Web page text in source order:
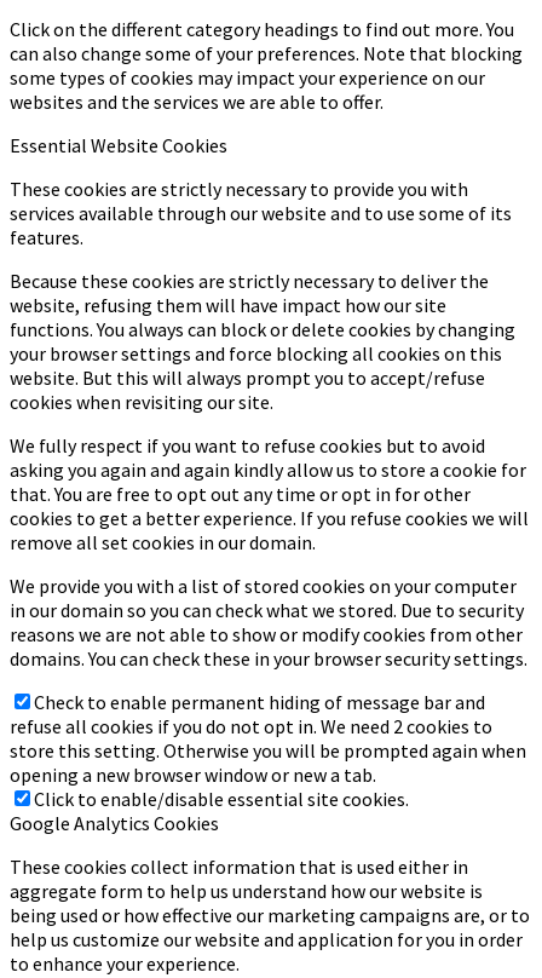
Click on the different category headings to find out more. You
can also change some of your preferences. Note that blocking
some types of cookies may impact your experience on our
websites and the services we are able to offer.
Essential Website Cookies
These cookies are strictly necessary to provide you with
services available through our website and to use some of its
features.
Because these cookies are strictly necessary to deliver the
website, refusing them will have impact how our site
functions. You always can block or delete cookies by changing
your browser settings and force blocking all cookies on this
website. But this will always prompt you to accept/refuse
cookies when revisiting our site.
We fully respect if you want to refuse cookies but to avoid
asking you again and again kindly allow us to store a cookie for
that. You are free to opt out any time or opt in for other
cookies to get a better experience. If you refuse cookies we will
remove all set cookies in our domain.
We provide you with a list of stored cookies on your computer
in our domain so you can check what we stored. Due to security
reasons we are not able to show or modify cookies from other
domains. You can check these in your browser security settings.
Check to enable permanent hiding of message bar and
refuse all cookies if you do not opt in. We need 2 cookies to
store this setting. Otherwise you will be prompted again when
opening a new browser window or new a tab.
Click to enable/disable essential site cookies.
Google Analytics Cookies
These cookies collect information that is used either in
aggregate form to help us understand how our website is
being used or how effective our marketing campaigns are, or to
help us customize our website and application for you in order
to enhance your experience.